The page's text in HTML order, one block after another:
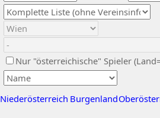
Nur "österreichische" Spieler
Niederösterreich Burgenland